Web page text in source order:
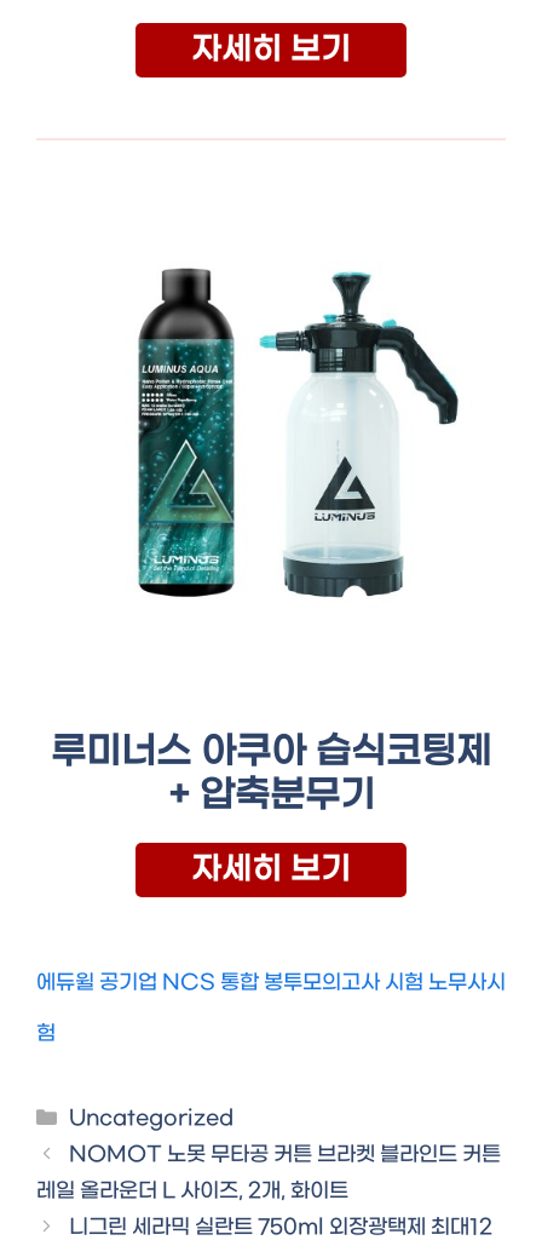
자세히 보기
루미너스 아쿠아 습식코팅제
+ 압축분무기
자세히 보기
에듀윌 공기업 NCS 통합 봉투모의고사 시험 노무사시
험
Categories
Uncategorized
NOMOT 노못 무타공 커튼 브라켓 블라인드 커튼
레일 올라운더 L 사이즈, 2개, 화이트
니그린 세라믹 실란트 750ml 외장광택제 최대12